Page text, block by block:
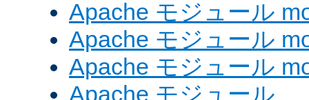
Apache モジュール
Apache モジュール
Apache モジュール
Apache モジュール